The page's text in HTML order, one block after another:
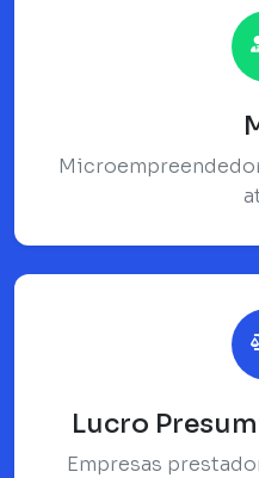
Lucro
Empresas